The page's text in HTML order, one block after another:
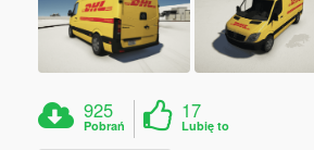
925
Pobrań
17
Lubię to